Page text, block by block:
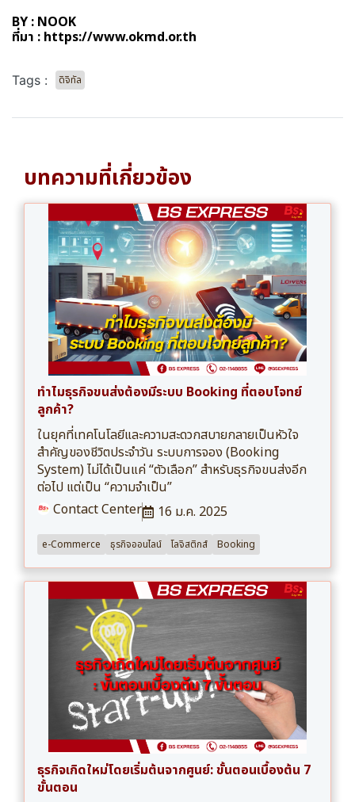
BY : NOOK
ที่มา : https://www.okmd.or.th
Tags : ดิจิทัล
บทความที่เกี่ยวข้อง
ทำไมธุรกิจขนส่งต้องมีระบบ Booking ที่ตอบโจทย์
ลูกค้า?
ในยุคที่เทคโนโลยีและความสะดวกสบายกลายเป็นหัวใจ
สำคัญของชีวิตประจำวัน ระบบการจอง (Booking
System) ไม่ได้เป็นแค่ “ตัวเลือก” สำหรับธุรกิจขนส่งอีก
ต่อไป แต่เป็น “ความจำเป็น”
Contact Center
16 ม.ค. 2025
e-Commerce ธุรกิจออนไลน์ โลจิสติกส์ Booking
ธุรกิจเกิดใหม่โดยเริ่มต้นจากศูนย์: ขั้นตอนเบื้องต้น 7
ขั้นตอน